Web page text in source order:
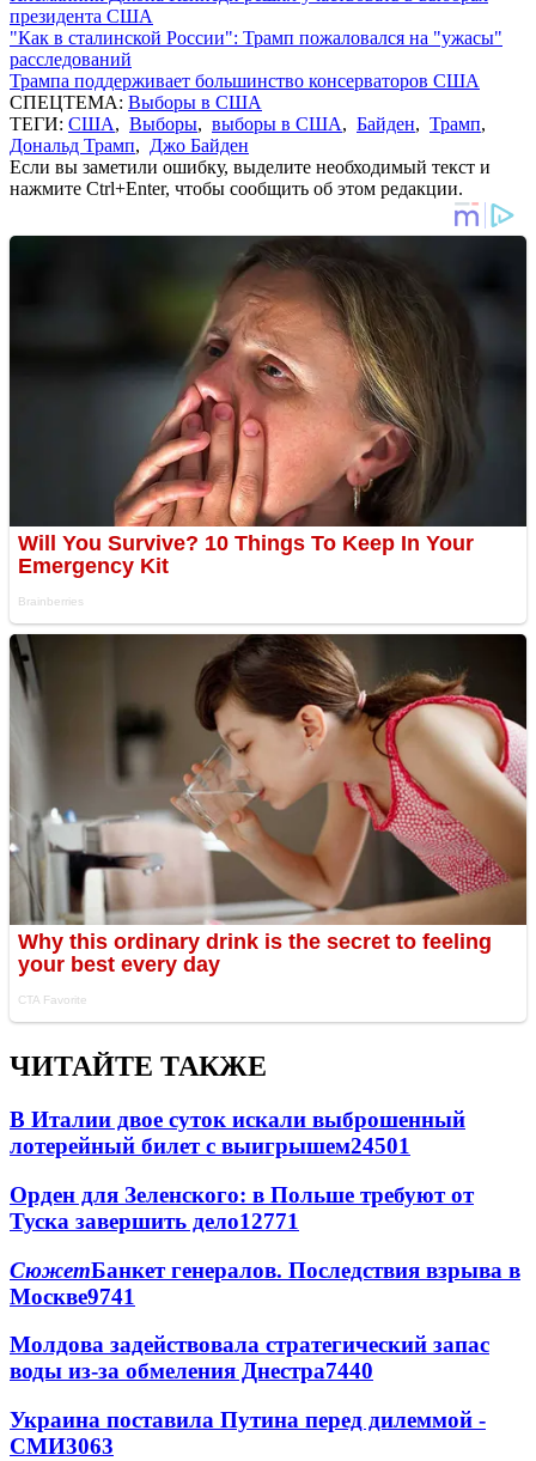
президента США
"Как в сталинской России": Трамп пожаловался на "ужасы"
расследований
Трампа поддерживает большинство консерваторов США
СПЕЦТЕМА: Выборы в США
ТЕГИ: США, Выборы, выборы в США, Байден, Трамп,
Дональд Трамп, Джо Байден
Если вы заметили ошибку, выделите необходимый текст и
нажмите Ctrl+Enter, чтобы сообщить об этом редакции.
ЧИТАЙТЕ ТАКЖЕ
В Италии двое суток искали выброшенный
лотерейный билет с выигрышем24501
Орден для Зеленского: в Польше требуют от
Туска завершить дело12771
СюжетБанкет генералов. Последствия взрыва в
Москве9741
Молдова задействовала стратегический запас
воды из-за обмеления Днестра7440
Украина поставила Путина перед дилеммой -
СМИ3063